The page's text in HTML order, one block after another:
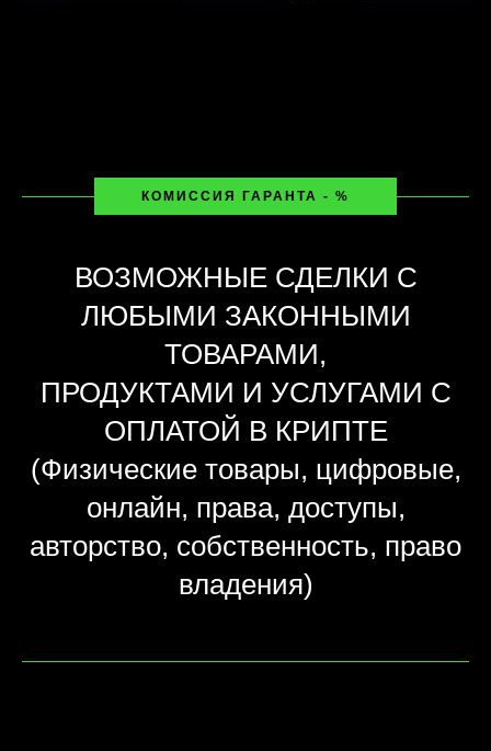
КОМИССИЯ ГАРАНТА - %
ВОЗМОЖНЫЕ СДЕЛКИ С
ЛЮБЫМИ ЗАКОННЫМИ
ТОВАРАМИ,
ПРОДУКТАМИ И УСЛУГАМИ С
ОПЛАТОЙ В КРИПТЕ
(Физические товары, цифровые,
онлайн, права, доступы,
авторство, собственность, право
владения)